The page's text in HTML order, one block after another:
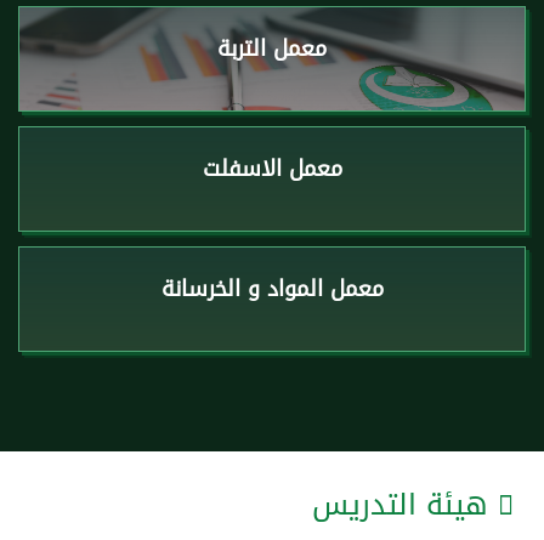
معمل التربة
معمل الاسفلت
معمل المواد و الخرسانة
هيئة التدريس